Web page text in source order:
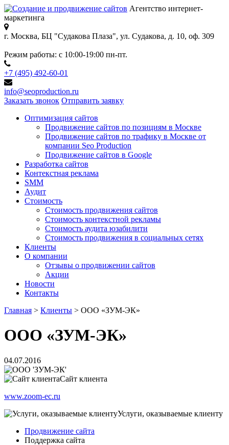
Агентство интернет-
маркетинга
г. Москва, БЦ "Судакова Плаза", ул. Судакова, д. 10, оф. 309
Режим работы: с 10:00-19:00 пн-пт.
+7 (495) 492-60-01
info@seoproduction.ru
Заказать звонок Отправить заявку
Оптимизация сайтов
Продвижение сайтов по позициям в Москве
Продвижение сайтов по трафику в Москве от
компании Seo Production
Продвижение сайтов в Google
Разработка сайтов
Контекстная реклама
SMM
Аудит
Стоимость
Стоимость продвижения сайтов
Стоимость контекстной рекламы
Стоимость аудита юзабилити
Стоимость продвижения в социальных сетях
Клиенты
О компании
Отзывы о продвижении сайтов
Акции
Новости
Контакты
Главная > Клиенты > ООО «ЗУМ-ЭК»
ООО «ЗУМ-ЭК»
04.07.2016
Сайт клиента
www.zoom-ec.ru
Услуги, оказываемые клиенту
Продвижение сайта
Поддержка сайта